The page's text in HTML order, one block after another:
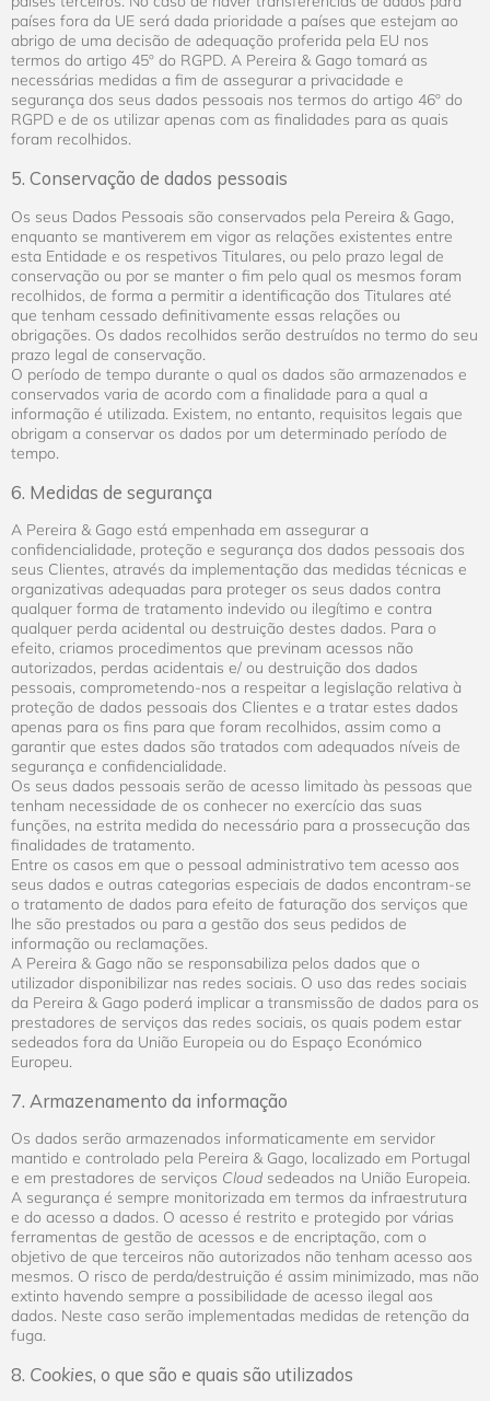
países fora da UE será dada prioridade a países que estejam ao
abrigo de uma decisão de adequação proferida pela EU nos
termos do artigo 45º do RGPD. A Pereira & Gago tomará as
necessárias medidas a fim de assegurar a privacidade e
segurança dos seus dados pessoais nos termos do artigo 46º do
RGPD e de os utilizar apenas com as finalidades para as quais
foram recolhidos.
5. Conservação de dados pessoais
Os seus Dados Pessoais são conservados pela Pereira & Gago,
enquanto se mantiverem em vigor as relações existentes entre
esta Entidade e os respetivos Titulares, ou pelo prazo legal de
conservação ou por se manter o fim pelo qual os mesmos foram
recolhidos, de forma a permitir a identificação dos Titulares até
que tenham cessado definitivamente essas relações ou
obrigações. Os dados recolhidos serão destruídos no termo do seu
prazo legal de conservação.
O período de tempo durante o qual os dados são armazenados e
conservados varia de acordo com a finalidade para a qual a
informação é utilizada. Existem, no entanto, requisitos legais que
obrigam a conservar os dados por um determinado período de
tempo.
6. Medidas de segurança
A Pereira & Gago está empenhada em assegurar a
confidencialidade, proteção e segurança dos dados pessoais dos
seus Clientes, através da implementação das medidas técnicas e
organizativas adequadas para proteger os seus dados contra
qualquer forma de tratamento indevido ou ilegítimo e contra
qualquer perda acidental ou destruição destes dados. Para o
efeito, criamos procedimentos que previnam acessos não
autorizados, perdas acidentais e/ ou destruição dos dados
pessoais, comprometendo-nos a respeitar a legislação relativa à
proteção de dados pessoais dos Clientes e a tratar estes dados
apenas para os fins para que foram recolhidos, assim como a
garantir que estes dados são tratados com adequados níveis de
segurança e confidencialidade.
Os seus dados pessoais serão de acesso limitado às pessoas que
tenham necessidade de os conhecer no exercício das suas
funções, na estrita medida do necessário para a prossecução das
finalidades de tratamento.
Entre os casos em que o pessoal administrativo tem acesso aos
seus dados e outras categorias especiais de dados encontram-se
o tratamento de dados para efeito de faturação dos serviços que
lhe são prestados ou para a gestão dos seus pedidos de
informação ou reclamações.
A Pereira & Gago não se responsabiliza pelos dados que o
utilizador disponibilizar nas redes sociais. O uso das redes sociais
da Pereira & Gago poderá implicar a transmissão de dados para os
prestadores de serviços das redes sociais, os quais podem estar
sedeados fora da União Europeia ou do Espaço Económico
Europeu.
7. Armazenamento da informação
Os dados serão armazenados informaticamente em servidor
mantido e controlado pela Pereira & Gago, localizado em Portugal
e em prestadores de serviços Cloud sedeados na União Europeia.
A segurança é sempre monitorizada em termos da infraestrutura
e do acesso a dados. O acesso é restrito e protegido por várias
ferramentas de gestão de acessos e de encriptação, com o
objetivo de que terceiros não autorizados não tenham acesso aos
mesmos. O risco de perda/destruição é assim minimizado, mas não
extinto havendo sempre a possibilidade de acesso ilegal aos
dados. Neste caso serão implementadas medidas de retenção da
fuga.
8. Cookies, o que são e quais são utilizados